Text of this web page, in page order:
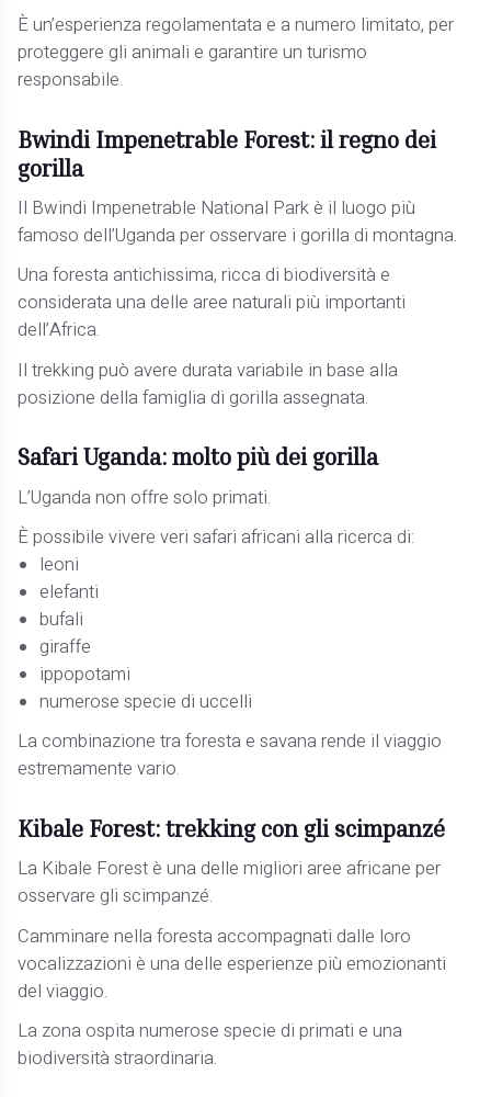
È un’esperienza regolamentata e a numero limitato, per
proteggere gli animali e garantire un turismo
responsabile.
Bwindi Impenetrable Forest: il regno dei
gorilla
Il Bwindi Impenetrable National Park è il luogo più
famoso dell’Uganda per osservare i gorilla di montagna.
Una foresta antichissima, ricca di biodiversità e
considerata una delle aree naturali più importanti
dell’Africa.
Il trekking può avere durata variabile in base alla
posizione della famiglia di gorilla assegnata.
Safari Uganda: molto più dei gorilla
L’Uganda non offre solo primati.
È possibile vivere veri safari africani alla ricerca di:
leoni
elefanti
bufali
giraffe
ippopotami
numerose specie di uccelli
La combinazione tra foresta e savana rende il viaggio
estremamente vario.
Kibale Forest: trekking con gli scimpanzé
La Kibale Forest è una delle migliori aree africane per
osservare gli scimpanzé.
Camminare nella foresta accompagnati dalle loro
vocalizzazioni è una delle esperienze più emozionanti
del viaggio.
La zona ospita numerose specie di primati e una
biodiversità straordinaria.